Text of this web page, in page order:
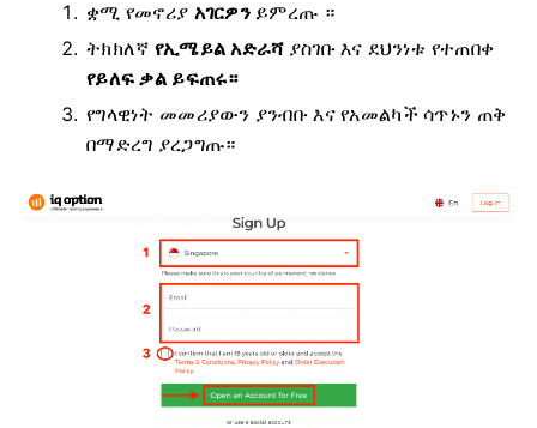
ቋሚ የመኖሪያ አገርዎንይምረጡ ።
ትክክለኛ የኢሜይል አድራሻያስገቡ እና ደህንነቱ የተጠበቀ
የይለፍ ቃል ይፍጠሩ።
የግላዊነት መመሪያውን ያንብቡ እና የአመልካች ሳጥኑን ጠቅ
በማድረግ ያረጋግጡ።